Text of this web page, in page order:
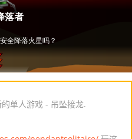
单人游戏 - 吊坠接龙.